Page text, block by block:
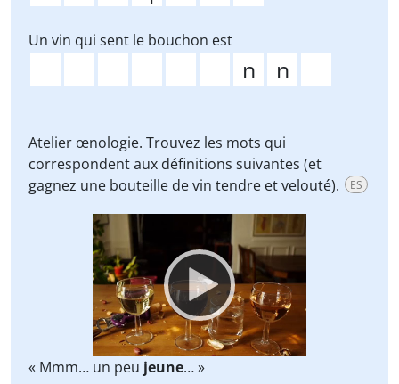
Un vin qui sent le bouchon est
Atelier œnologie. Trouvez les mots qui
correspondent aux définitions suivantes (et
gagnez une bouteille de vin tendre et velouté).
ES
Video
Player
« Mmm… un peu jeune… »